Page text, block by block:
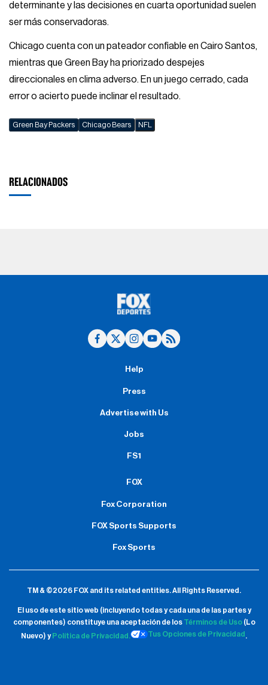
determinante y las decisiones en cuarta oportunidad suelen
ser más conservadoras.
Chicago cuenta con un pateador confiable en Cairo Santos,
mientras que Green Bay ha priorizado despejes
direccionales en clima adverso. En un juego cerrado, cada
error o acierto puede inclinar el resultado.
Green Bay Packers Chicago Bears NFL
RELACIONADOS
Help
Press
Advertise with Us
Jobs
FS1
FOX
Fox Corporation
FOX Sports Supports
Fox Sports
TM & ©2026 FOX and its related entities.All Rights Reserved.
El uso de este sitio web (incluyendo todas y cada una de las partes y
componentes) constituye una aceptación de los Términos de Uso(Lo
Nuevo) y Política de Privacidad. Tus Opciones de Privacidad .